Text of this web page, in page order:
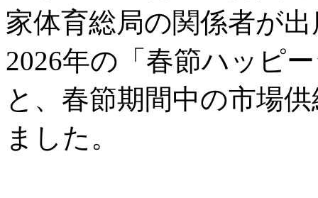
家体育総局の関係者が
2026年の「春節ハッピ
と、春節期間中の市場
ました。